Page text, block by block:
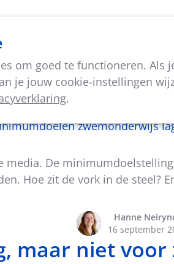
om goed te functioneren. Als
je jouw cookie-instellingen
.
& activiteiten
zwemonderwijs
media. De
Hoe zit de vork in de steel?
Hanne
16 september
maar niet voor